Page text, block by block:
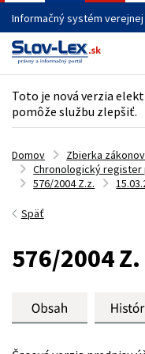
Informačný systém
Toto je nová verzia
pomôže službu zlepšiť.
Domov
Zbierka
Chronologický
576/2004 Z.z.
Späť
576/2004 Z.